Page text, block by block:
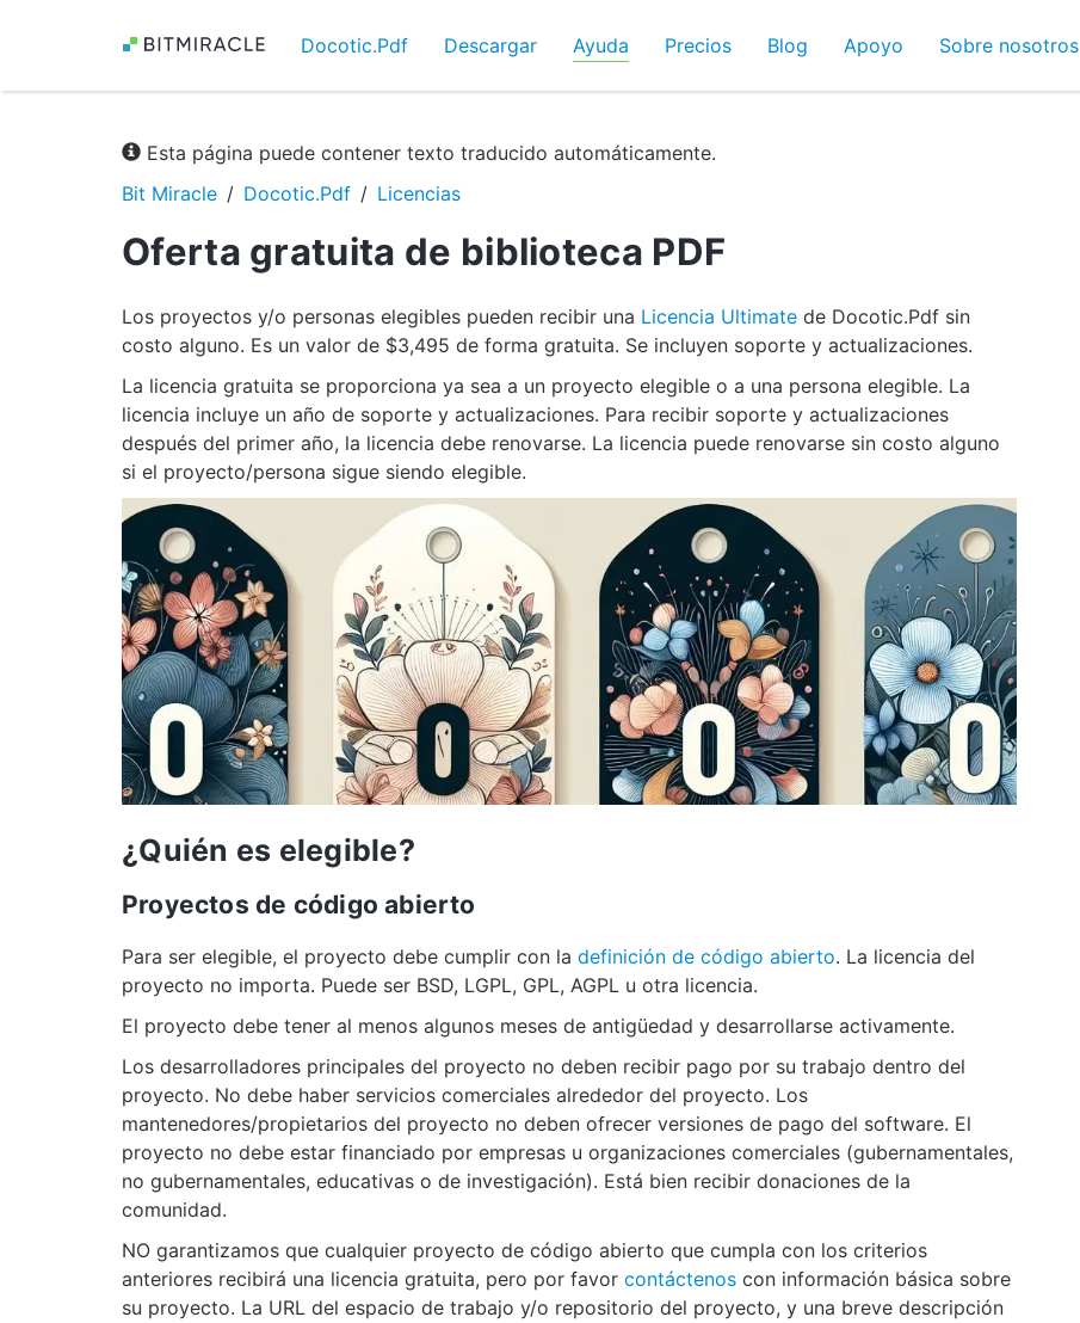
Docotic.Pdf Descargar Ayuda Precios Blog Apoyo Sobre nosotros
Esta página puede contener texto traducido automáticamente.
Bit Miracle
Docotic.Pdf Licencias
Oferta gratuita de biblioteca PDF
Los proyectos y/o personas elegibles pueden recibir una Licencia Ultimate de Docotic.Pdf sin
costo alguno. Es un valor de $3,495 de forma gratuita. Se incluyen soporte y actualizaciones.
La licencia gratuita se proporciona ya sea a un proyecto elegible o a una persona elegible. La
licencia incluye un año de soporte y actualizaciones. Para recibir soporte y actualizaciones
después del primer año, la licencia debe renovarse. La licencia puede renovarse sin costo alguno
si el proyecto/persona sigue siendo elegible.
¿Quién es elegible?
Proyectos de código abierto
Para ser elegible, el proyecto debe cumplir con la definición de código abierto. La licencia del
proyecto no importa. Puede ser BSD, LGPL, GPL, AGPL u otra licencia.
El proyecto debe tener al menos algunos meses de antigüedad y desarrollarse activamente.
Los desarrolladores principales del proyecto no deben recibir pago por su trabajo dentro del
proyecto. No debe haber servicios comerciales alrededor del proyecto. Los
mantenedores/propietarios del proyecto no deben ofrecer versiones de pago del software. El
proyecto no debe estar financiado por empresas u organizaciones comerciales (gubernamentales,
no gubernamentales, educativas o de investigación). Está bien recibir donaciones de la
comunidad.
NO garantizamos que cualquier proyecto de código abierto que cumpla con los criterios
anteriores recibirá una licencia gratuita, pero por favor contáctenos con información básica sobre
su proyecto. La URL del espacio de trabajo y/o repositorio del proyecto, y una breve descripción